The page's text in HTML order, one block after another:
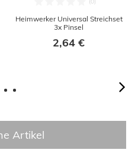
Heimwerker Universal Streichset
3x Pinsel
2,64 €
Artikel